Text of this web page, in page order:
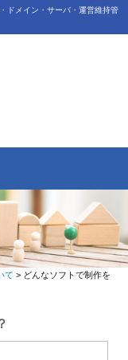
ドメイン・サーバ・運営維持管
て > どんなソフトで制作を